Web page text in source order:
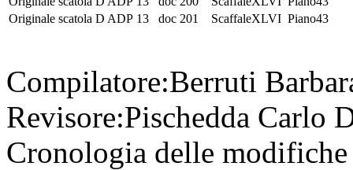
Originale scatola D ADP 13 doc 201
ScaffaleXLVI Piano43
Compilatore:Berruti
Revisore:Pischedda Carlo
Cronologia delle